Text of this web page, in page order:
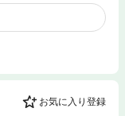
お気に入り登録